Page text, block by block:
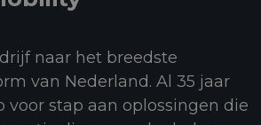
naar het breedste
van Nederland. Al 35 jaar
voor stap aan oplossingen die